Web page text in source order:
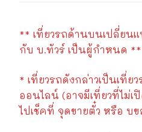
** เที่ยวรถด้านบนเปลี่ยน
กับ บ.ทัวร์ เป็นผู้กำหนด **
* เที่ยวรถดังกล่าวเป็นเที่ย
ออนไลน์ (อาจมีเที่ยวที่ไม่
ไปเช็คที่ จุดขายตั๋ว หรือ บ